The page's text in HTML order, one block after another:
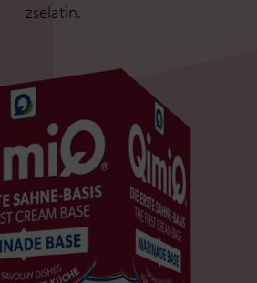
zselatin.